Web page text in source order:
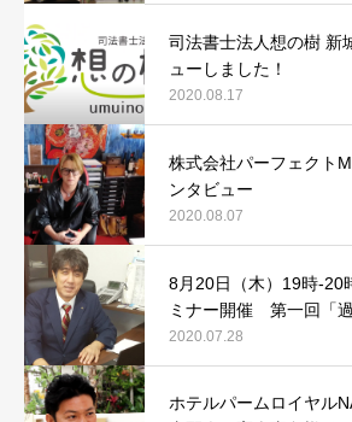
司法書士法人想の樹 新
ューしました！
2020.08.17
株式会社パーフェクト
ンタビュー
2020.08.07
8月20日（木）19時-
ミナー開催 第一回「過
ますか？その時会社は
2020.07.28
ホテルパームロイヤル